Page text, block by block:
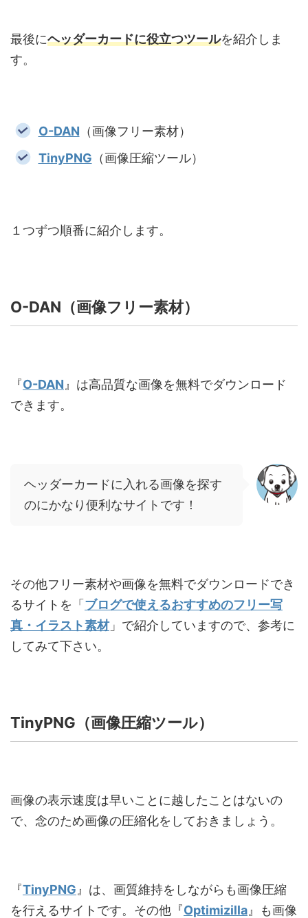
最後にヘッダーカードに役立つツールを紹介しま
す。
O-DAN （画像フリー素材）
TinyPNG （画像圧縮ツール）
１つずつ順番に紹介します。
O-DAN （画像フリー素材）
『O-DAN 』は高品質な画像を無料でダウンロード
できます。
ヘッダーカードに入れる画像を探す
のにかなり便利なサイトです！
その他フリー素材や画像を無料でダウンロードでき
るサイトを「ブログで使えるおすすめのフリー写
真・イラスト素材」で紹介していますので、参考に
してみて下さい。
TinyPNG （画像圧縮ツール）
画像の表示速度は早いことに越したことはないの
で、念のため画像の圧縮化をしておきましょう。
『TinyPNG 』は、画質維持をしながらも画像圧縮
を行えるサイトです。その他『Optimizilla 』も画像